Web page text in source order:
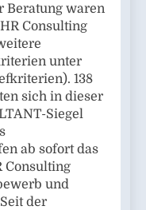
Beratung waren
Consulting
unter
138
sich in dieser
Siegel
ab sofort das
Consulting
und
der